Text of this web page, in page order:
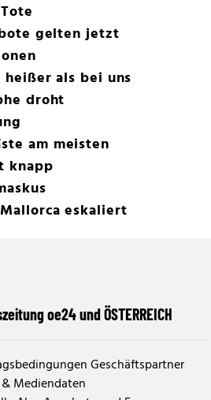
gelten jetzt
heißer als bei uns
droht
am meisten
knapp
eskaliert
oe24 und ÖSTERREICH
Geschäftspartner
Mediendaten